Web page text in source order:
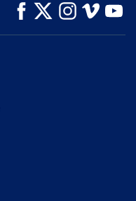
SERIE
ENTDECKEN